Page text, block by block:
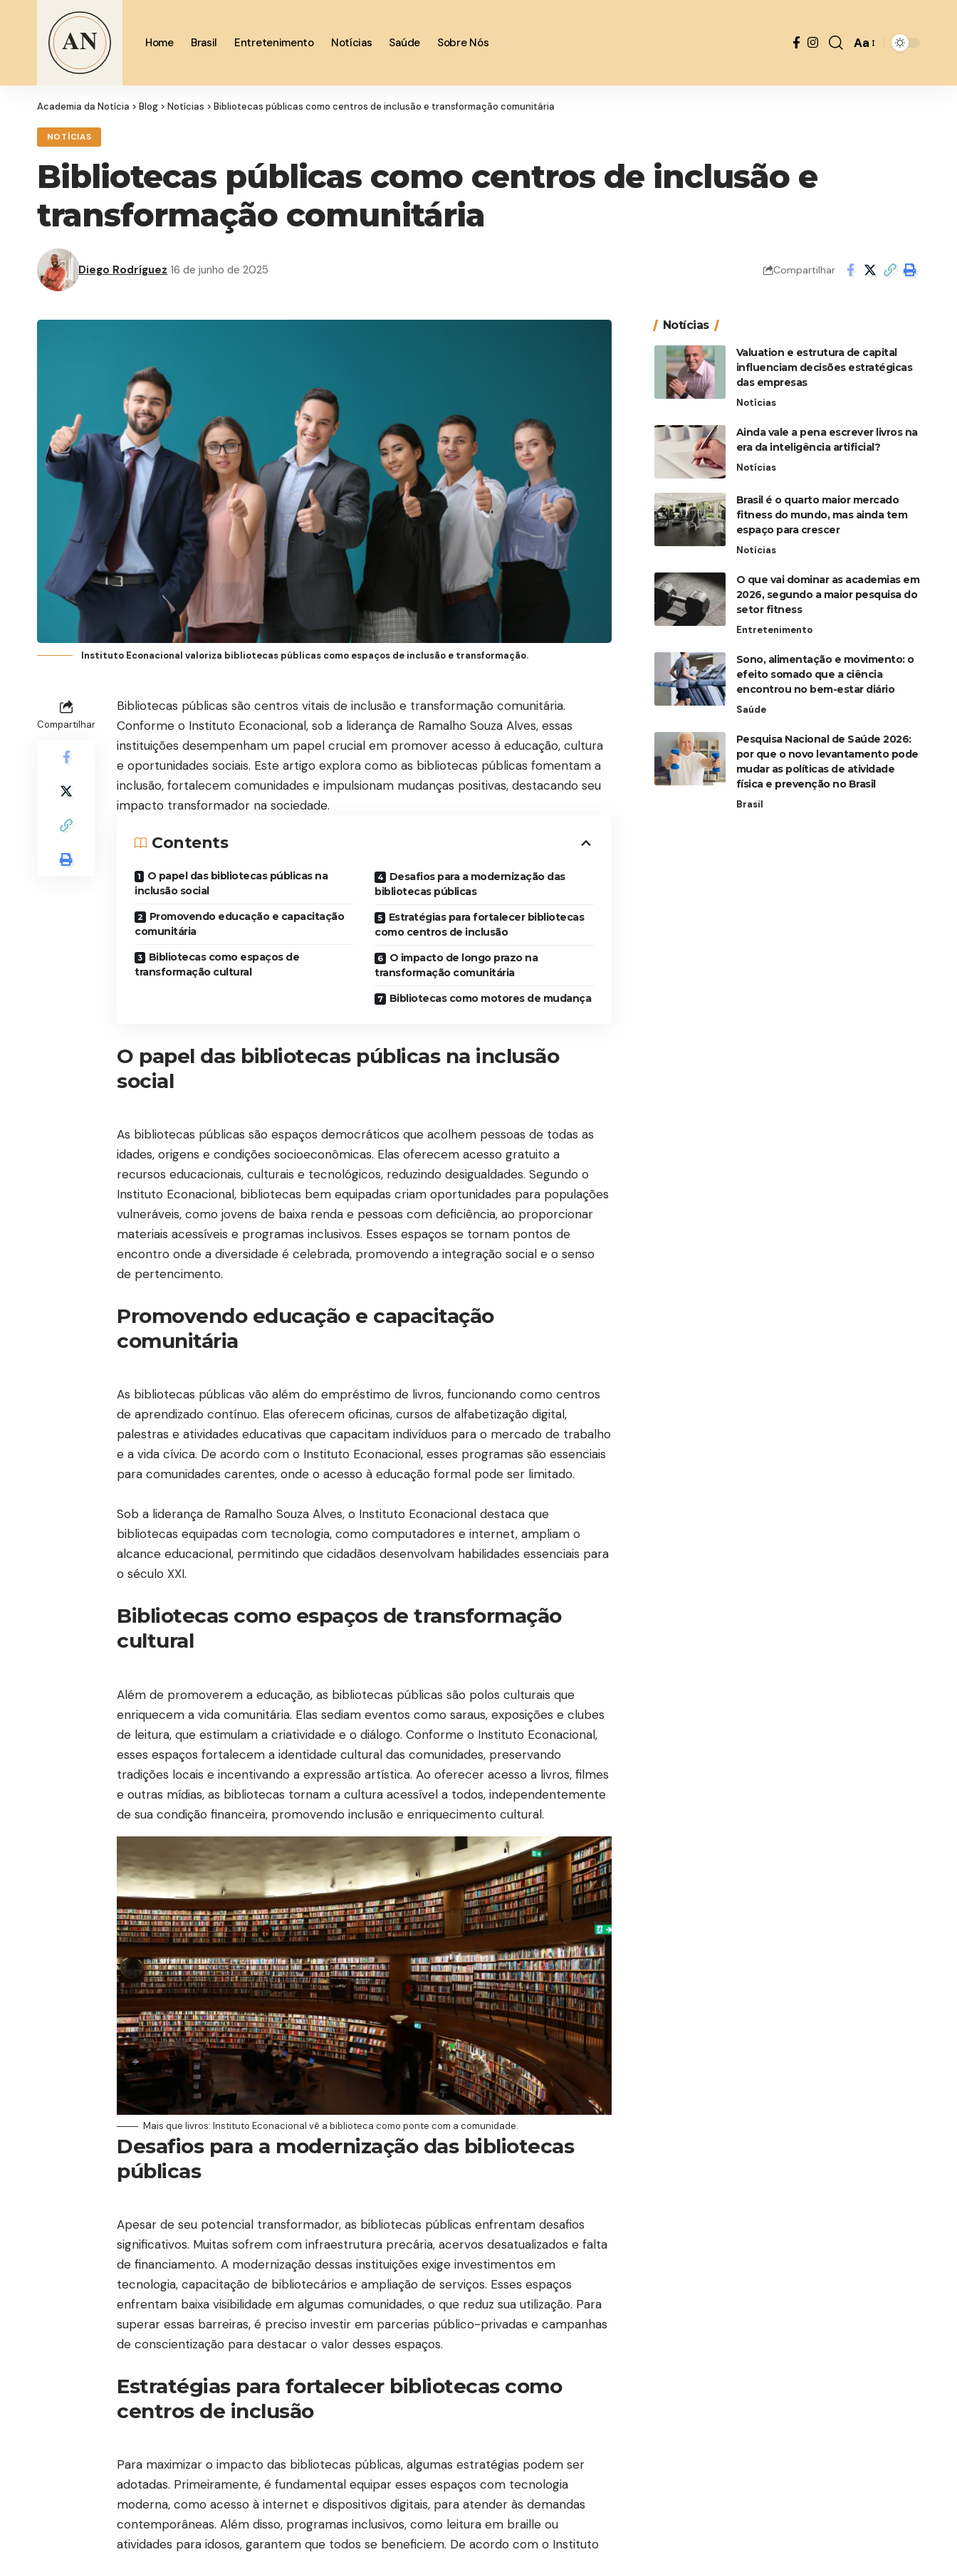
Home Brasil Entretenimento Notícias Saúde Sobre Nós
Font
Aa
Academia da Notícia > Blog > Notícias > Bibliotecas públicas como centros de inclusão e transformação comunitária
NOTÍCIAS
Bibliotecas públicas como centros de inclusão e
transformação comunitária
Diego Rodríguez 16 de junho de 2025 Compartilhar
Instituto Econacional valoriza bibliotecas públicas como espaços de inclusão e transformação.
Compartilhar
Bibliotecas públicas são centros vitais de inclusão e transformação comunitária.
Conforme o Instituto Econacional, sob a liderança de Ramalho Souza Alves, essas
instituições desempenham um papel crucial em promover acesso à educação, cultura
e oportunidades sociais. Este artigo explora como as bibliotecas públicas fomentam a
inclusão, fortalecem comunidades e impulsionam mudanças positivas, destacando seu
impacto transformador na sociedade.
Contents
O papel das bibliotecas públicas na
inclusão social
Promovendo educação e capacitação
comunitária
Bibliotecas como espaços de
transformação cultural
Desafios para a modernização das
bibliotecas públicas
Estratégias para fortalecer bibliotecas
como centros de inclusão
O impacto de longo prazo na
transformação comunitária
Bibliotecas como motores de mudança
O papel das bibliotecas públicas na inclusão
social
As bibliotecas públicas são espaços democráticos que acolhem pessoas de todas as
idades, origens e condições socioeconômicas. Elas oferecem acesso gratuito a
recursos educacionais, culturais e tecnológicos, reduzindo desigualdades. Segundo o
Instituto Econacional, bibliotecas bem equipadas criam oportunidades para populações
vulneráveis, como jovens de baixa renda e pessoas com deficiência, ao proporcionar
materiais acessíveis e programas inclusivos. Esses espaços se tornam pontos de
encontro onde a diversidade é celebrada, promovendo a integração social e o senso
de pertencimento.
Promovendo educação e capacitação
comunitária
As bibliotecas públicas vão além do empréstimo de livros, funcionando como centros
de aprendizado contínuo. Elas oferecem oficinas, cursos de alfabetização digital,
palestras e atividades educativas que capacitam indivíduos para o mercado de trabalho
e a vida cívica. De acordo com o Instituto Econacional, esses programas são essenciais
para comunidades carentes, onde o acesso à educação formal pode ser limitado.
Sob a liderança de Ramalho Souza Alves, o Instituto Econacional destaca que
bibliotecas equipadas com tecnologia, como computadores e internet, ampliam o
alcance educacional, permitindo que cidadãos desenvolvam habilidades essenciais para
o século XXI.
Bibliotecas como espaços de transformação
cultural
Além de promoverem a educação, as bibliotecas públicas são polos culturais que
enriquecem a vida comunitária. Elas sediam eventos como saraus, exposições e clubes
de leitura, que estimulam a criatividade e o diálogo. Conforme o Instituto Econacional,
esses espaços fortalecem a identidade cultural das comunidades, preservando
tradições locais e incentivando a expressão artística. Ao oferecer acesso a livros, filmes
e outras mídias, as bibliotecas tornam a cultura acessível a todos, independentemente
de sua condição financeira, promovendo inclusão e enriquecimento cultural.
Mais que livros: Instituto Econacional vê a biblioteca como ponte com a comunidade.
Desafios para a modernização das bibliotecas
públicas
Apesar de seu potencial transformador, as bibliotecas públicas enfrentam desafios
significativos. Muitas sofrem com infraestrutura precária, acervos desatualizados e falta
de financiamento. A modernização dessas instituições exige investimentos em
tecnologia, capacitação de bibliotecários e ampliação de serviços. Esses espaços
enfrentam baixa visibilidade em algumas comunidades, o que reduz sua utilização. Para
superar essas barreiras, é preciso investir em parcerias público-privadas e campanhas
de conscientização para destacar o valor desses espaços.
Estratégias para fortalecer bibliotecas como
centros de inclusão
Para maximizar o impacto das bibliotecas públicas, algumas estratégias podem ser
adotadas. Primeiramente, é fundamental equipar esses espaços com tecnologia
moderna, como acesso à internet e dispositivos digitais, para atender às demandas
contemporâneas. Além disso, programas inclusivos, como leitura em braille ou
atividades para idosos, garantem que todos se beneficiem. De acordo com o Instituto
Notícias
Valuation e estrutura de capital
influenciam decisões estratégicas
das empresas
Notícias
Ainda vale a pena escrever livros na
era da inteligência artificial?
Notícias
Brasil é o quarto maior mercado
fitness do mundo, mas ainda tem
espaço para crescer
Notícias
O que vai dominar as academias em
2026, segundo a maior pesquisa do
setor fitness
Entretenimento
Sono, alimentação e movimento: o
efeito somado que a ciência
encontrou no bem-estar diário
Saúde
Pesquisa Nacional de Saúde 2026:
por que o novo levantamento pode
mudar as políticas de atividade
física e prevenção no Brasil
Brasil